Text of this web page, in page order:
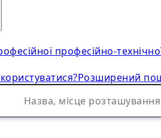
професійно-
Розширений